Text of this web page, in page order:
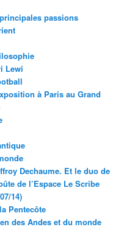
passions
Lewi
à Paris au Grand
Dechaume. Et le duo de
de l’Espace Le Scribe
14)
Pentecôte
des Andes et du monde